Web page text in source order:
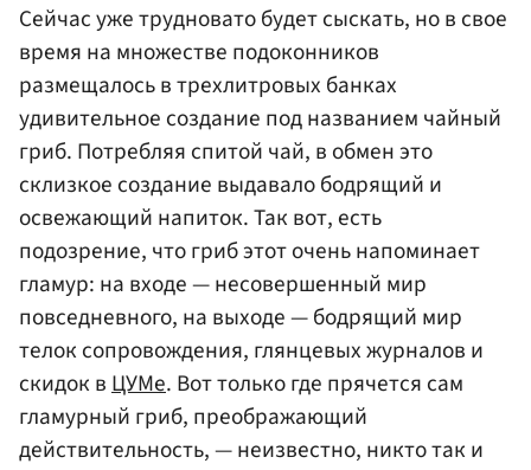
Сейчас уже трудновато будет сыскать, но в свое
время на множестве подоконников
размещалось в трехлитровых банках
удивительное создание под названием чайный
гриб. Потребляя спитой чай, в обмен это
склизкое создание выдавало бодрящий и
освежающий напиток. Так вот, есть
подозрение, что гриб этот очень напоминает
гламур: на входе — несовершенный мир
повседневного, на выходе — бодрящий мир
телок сопровождения, глянцевых журналов и
скидок в ЦУМе. Вот только где прячется сам
гламурный гриб, преображающий
действительность, — неизвестно, никто так и